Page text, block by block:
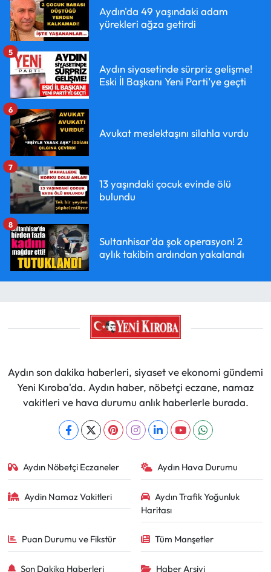
Aydın'da 49 yaşındaki adam
yürekleri ağza getirdi
Aydın siyasetinde sürpriz gelişme!
Eski İl Başkanı Yeni Parti’ye geçti
5
Avukat meslektaşını silahla vurdu
6
13 yaşındaki çocuk evinde ölü
bulundu
7
Sultanhisar'da şok operasyon! 2
aylık takibin ardından yakalandı
8
Aydın son dakika haberleri, siyaset ve ekonomi gündemi
Yeni Kıroba'da. Aydın haber, nöbetçi eczane, namaz
vakitleri ve hava durumu anlık haberlerle burada.
Aydın Nöbetçi Eczaneler Aydın Hava Durumu
Aydin Namaz Vakitleri
Aydın Trafik Yoğunluk
Haritası
Puan Durumu ve Fikstür Tüm Manşetler
Son Dakika Haberleri Haber Arşivi